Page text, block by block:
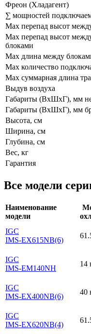
Фреон (Хладагент)
∑ мощностей
Max перепад высот
Max перепад высот
блоками
Max длина между
Max количество
Max суммарная длина
Выдув воздуха
Габариты (ВxШxГ), мм
Габариты (ВxШxГ), мм
Высота, см
Ширина, см
Глубина, см
Вес, кг
Гарантия
Все модели
Наименование
модели
IGC
IMS-EX615NB(6)
IGC
IMS-EM140NH
14
IGC
IMS-EX400NB(6)
40
IGC
IMS-EX620NB(4)